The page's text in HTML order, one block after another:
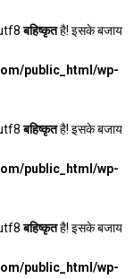
बहिष्कृतहै! इसके बजाय
public_html/wp-
बहिष्कृतहै! इसके बजाय
public_html/wp-
बहिष्कृतहै! इसके बजाय
public_html/wp-